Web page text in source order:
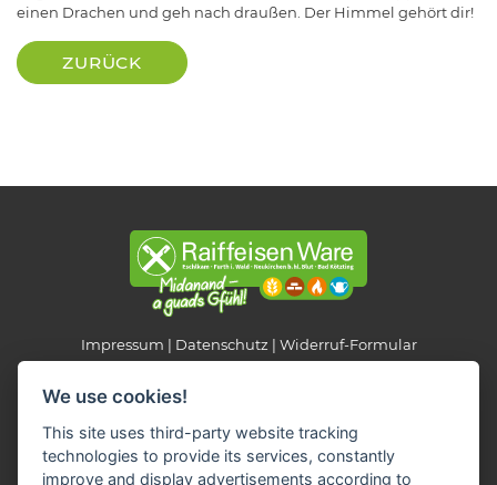
einen Drachen und geh nach draußen. Der Himmel gehört dir!
ZURÜCK
Impressum Datenschutz Widerruf-Formular
Raiffeisen Fachmarkt-Lagerhaus
Neukirchen b. Hl. Blut
Am Hungerbühl 2
We use cookies!
This site uses third-party website tracking
technologies to provide its services, constantly
improve and display advertisements according to